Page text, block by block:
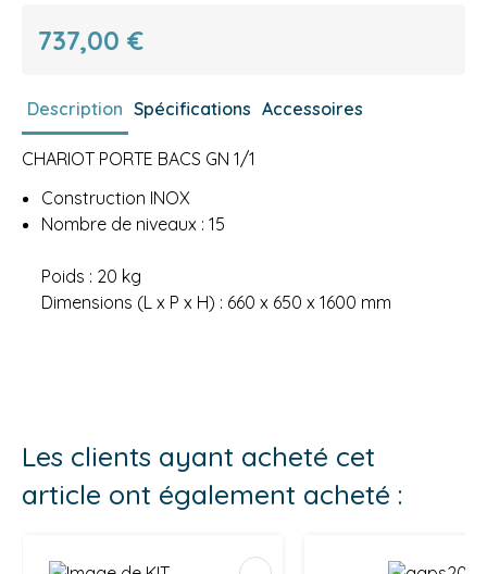
737,00 €
Description Spécifications Accessoires
CHARIOT PORTE BACS GN 1/1
Construction INOX
Nombre de niveaux : 15
Poids : 20 kg
Dimensions (L x P x H) : 660 x 650 x 1600 mm
Les clients ayant acheté cet
article ont également acheté :